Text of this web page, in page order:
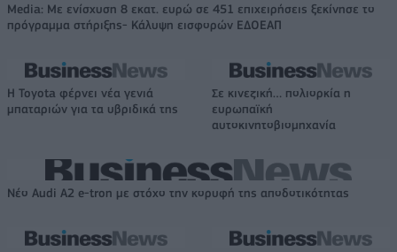
Media: Με ενίσχυση 8 εκατ. ευρώ σε 451 επιχειρήσεις ξεκίνησε το
πρόγραμμα στήριξης- Κάλυψη εισφορών ΕΔΟΕΑΠ
Η Toyota φέρνει νέα γενιά
μπαταριών για τα υβριδικά της
Σε κινεζική… πολιορκία η
ευρωπαϊκή
αυτοκινητοβιομηχανία
Νέο Audi A2 e-tron με στόχο την κορυφή της αποδοτικότητας